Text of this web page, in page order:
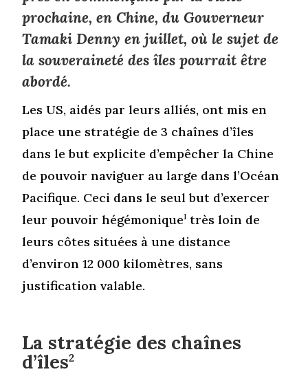
prochaine, en Chine, du Gouverneur
Tamaki Denny en juillet, où le sujet de
la souveraineté des îles pourrait être
abordé.
Les US, aidés par leurs alliés, ont mis en
place une stratégie de 3 chaînes d’îles
dans le but explicite d’empêcher la Chine
de pouvoir naviguer au large dans l’Océan
Pacifique. Ceci dans le seul but d’exercer
leur pouvoir hégémonique1 très loin de
leurs côtes situées à une distance
d’environ 12 000 kilomètres, sans
justification valable.
La stratégie des chaînes
d’îles2